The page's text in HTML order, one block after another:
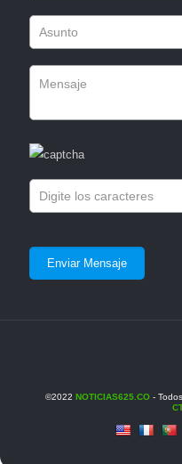
©2022 NOTICIAS625.CO-